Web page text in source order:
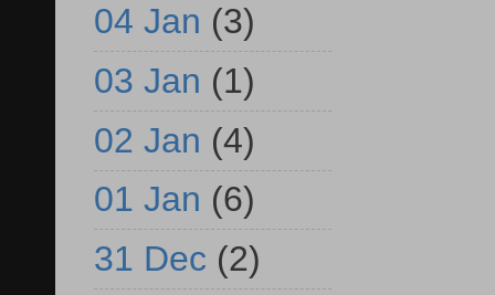
04 Jan (3)
03 Jan (1)
02 Jan (4)
01 Jan (6)
31 Dec (2)